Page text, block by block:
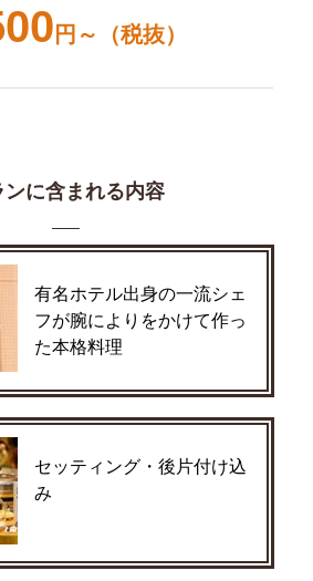
円～（税抜）
ンに含まれる内容
有名ホテル出身の一流シェ
フが腕によりをかけて作っ
た本格料理
セッティング・後片付け込
み